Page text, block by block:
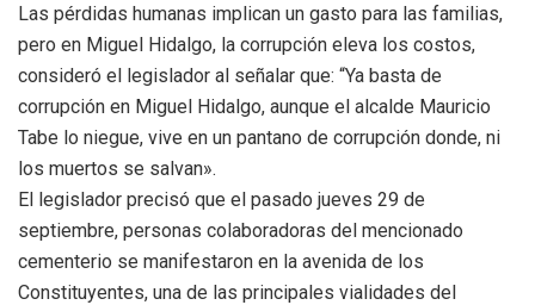
Las pérdidas humanas implican un gasto para las familias,
pero en Miguel Hidalgo, la corrupción eleva los costos,
consideró el legislador al señalar que: “Ya basta de
corrupción en Miguel Hidalgo, aunque el alcalde Mauricio
Tabe lo niegue, vive en un pantano de corrupción donde, ni
los muertos se salvan».
El legislador precisó que el pasado jueves 29 de
septiembre, personas colaboradoras del mencionado
cementerio se manifestaron en la avenida de los
Constituyentes, una de las principales vialidades del